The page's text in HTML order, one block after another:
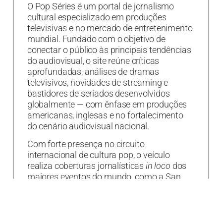
O Pop Séries é um portal de jornalismo
cultural especializado em produções
televisivas e no mercado de entretenimento
mundial. Fundado com o objetivo de
conectar o público às principais tendências
do audiovisual, o site reúne críticas
aprofundadas, análises de dramas
televisivos, novidades de streaming e
bastidores de seriados desenvolvidos
globalmente — com ênfase em produções
americanas, inglesas e no fortalecimento
do cenário audiovisual nacional.
Com forte presença no circuito
internacional de cultura pop, o veículo
realiza coberturas jornalísticas in loco dos
maiores eventos do mundo, como a San